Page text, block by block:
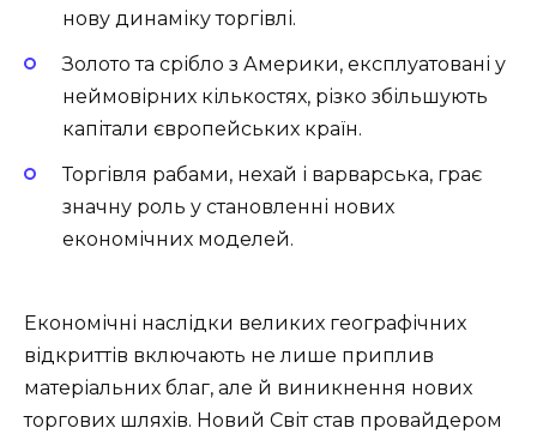
нову динаміку торгівлі.
Золото та срібло з Америки, експлуатовані у
неймовірних кількостях, різко збільшують
капітали європейських країн.
Торгівля рабами, нехай і варварська, грає
значну роль у становленні нових
економічних моделей.
Економічні наслідки великих географічних
відкриттів включають не лише приплив
матеріальних благ, але й виникнення нових
торгових шляхів. Новий Світ став провайдером